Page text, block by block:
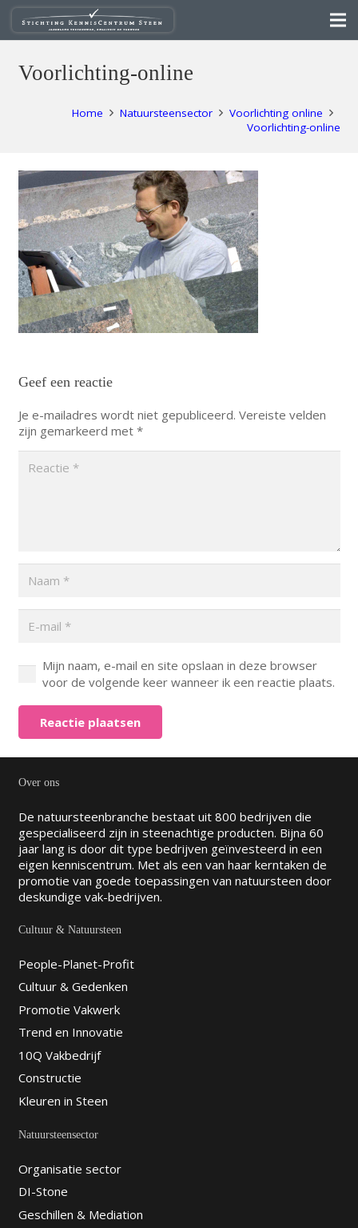
Voorlichting-online
Home Natuursteensector
Voorlichting online
Voorlichting-online
Geef een reactie
Je e-mailadres wordt niet gepubliceerd. Vereiste velden
zijn gemarkeerd met *
Mijn naam, e-mail en site opslaan in deze browser
voor de volgende keer wanneer ik een reactie plaats.
Reactie plaatsen
Over ons
De natuursteenbranche bestaat uit 800 bedrijven die
gespecialiseerd zijn in steenachtige producten. Bijna 60
jaar lang is door dit type bedrijven geïnvesteerd in een
eigen kenniscentrum. Met als een van haar kerntaken de
promotie van goede toepassingen van natuursteen door
deskundige vak-bedrijven.
Cultuur & Natuursteen
People-Planet-Profit
Cultuur & Gedenken
Promotie Vakwerk
Trend en Innovatie
10Q Vakbedrijf
Constructie
Kleuren in Steen
Natuursteensector
Organisatie sector
DI-Stone
Geschillen & Mediation